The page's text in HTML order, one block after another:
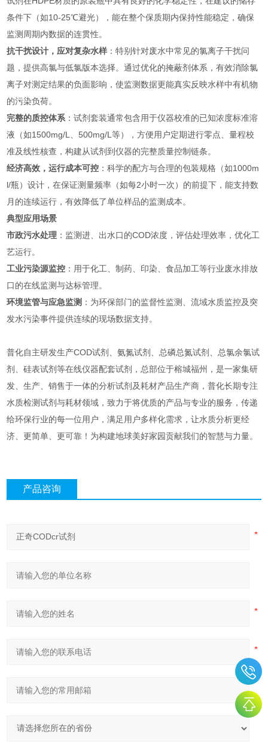
条件下（如10-25℃避光），能在整个保质期内保持性能稳定，确保
监测周期内数据的连贯性。
抗干扰设计，应对复杂水样 ：特别针对废水中常见的氯离子干扰问
题，提供高氯与低氯版本选择。通过优化的掩蔽剂体系，有效消除氯
离子对测定结果的负面影响，使监测数据更能真实反映水样中有机物
的污染负荷。
完整的质控体系 ：试剂套装通常包含用于仪器校准的已知浓度标准溶
液（如1500mg/L、500mg/L等），方便用户定期进行零点、量程校
准及线性核查，构建从试剂到仪器的完整质量控制链条。
经济高效，运行成本可控 ：科学的配方与合理的包装规格（如1000m
l/瓶）设计，在保证测量频率（如每2小时一次）的前提下，能支持数
月的连续运行，有效降低了单位样品的监测成本。
典型应用场景
市政污水处理 ：监测进、出水口的COD浓度，评估处理效率，优化工
艺运行。
工业污染源监控 ：用于化工、制药、印染、食品加工等行业废水排放
口的在线监测与达标管理。
环境监管与应急监测 ：为环保部门的监督性监测、流域水质监控及突
发水污染事件提供连续的现场数据支持。
普化自主研发生产COD试剂、氨氮试剂、总磷总氮试剂、总氯余氯试
剂、硅表试剂等在线仪器配套试剂，总部位于榕城福州，是一家集研
发、生产、销售于一体的分析试剂及耗材产品生产商，普化长期专注
水质检测试剂与耗材领域，致力于将优质的产品与专业的服务，传递
给环保行业的每一位用户，满足用户多样化需求，让水质分析更经
济、更简单、更可靠！为构建地球美好家园贡献我们的智慧与力量。
产品咨询